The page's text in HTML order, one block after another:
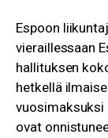
Espoon
vieraillessaan
hallituksen
hetkellä
vuosimaksuksi
ovat